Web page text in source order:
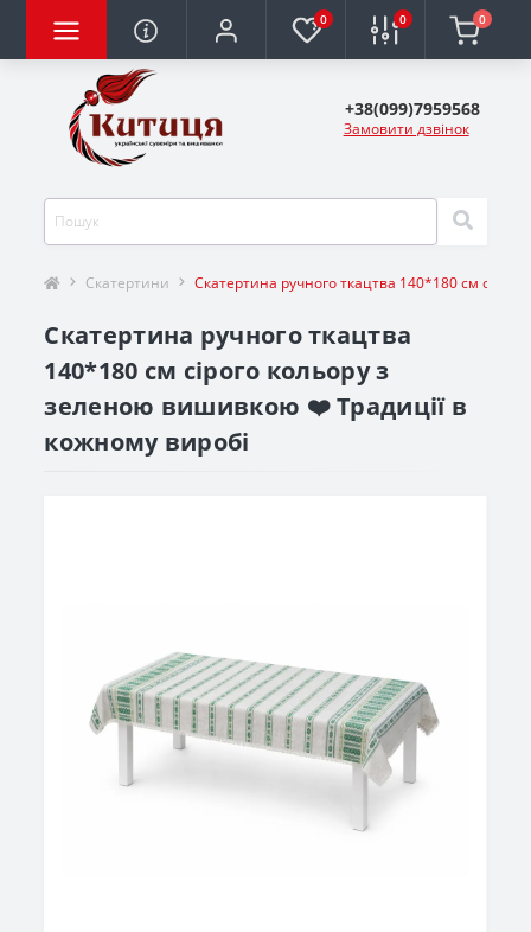
0 0 0
+38(099)7959568
Замовити дзвінок
Скатертини Скатертина ручного ткацтва 140*180 см
Скатертина ручного ткацтва
140*180 см сірого кольору з
зеленою вишивкою ❤️ Традиції в
кожному виробі